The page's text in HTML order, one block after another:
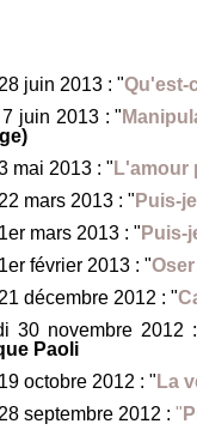
juin 2013 : "Qu'est-
juin 2013 : "
mai 2013 : " L'amour
mars 2013 : " Puis-
mars 2013 : " Puis-
février 2013 : "
décembre 2012 : "
30 novembre 2012 :
Paoli
octobre 2012 : " La
septembre 2012 : "